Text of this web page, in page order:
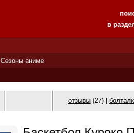
в
Сезоны аниме
отзывы (27) |